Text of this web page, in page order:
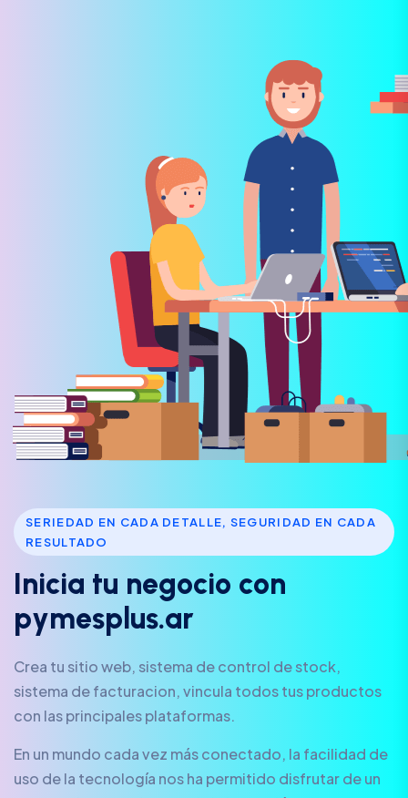
SERIEDAD EN CADA DETALLE, SEGURIDAD EN CADA
RESULTADO
Inicia tu negocio con
pymesp us.ar
Crea tu sitio web, sistema de control de stock,
sistema de facturacion, vincula todos tus productos
con las principales plataformas.
En un mundo cada vez más conectado, la facilidad de
uso de la tecnología nos ha permitido disfrutar de un